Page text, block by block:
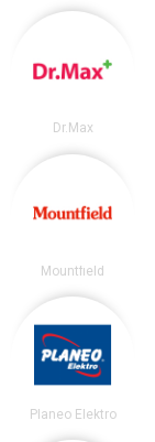
Dr.Max
Mountfield
Planeo Elektro